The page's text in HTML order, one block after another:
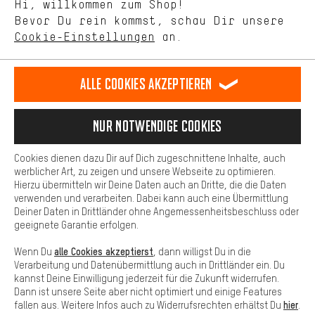
Deutsch
DE english
EN español
ES français
FR
VERTRAG WIDERRUFEN Aachener Community Affiliateprogramm
Datenschutz Allgemeine Geschäftsbedingungen
Hinweisgebersystem Hinweise zur Batterieentsorgung
Cookie-Einstellungen Kontrast ändern
Alle Preise verstehen sich in Euro und exkl. MwSt zuzüglich
Versandkostenfür Lieferung nachUSA.
Hi, willkommen zum Shop!
Bevor Du rein kommst, schau Dir unsere
Cookie-Einstellungen an.
selbst Einfluss auf die Verbesserung unserer Webseite und
unseres Shop-Angebots.
Dein Shopping-Erlebnis wird komfortabler. Mit Komfort-Cookies
stellen wir Verknüpfungen zu Social Media Plattformen her. So
können wir dir weitere nützliche Inhalte und Informationen zur
Verfügung stellen. Zudem hast du die Möglichkeit zusätzliche
Services zu nutzen, die es dir erleichtern die richtigen Produkte zu
finden. Beispielsweise bieten wir eine Chat-Funktion an, damit
Fragen schnell und unkompliziert beantwortet werden können.
Basis
Basis-Cookies gewährleisten, dass Du unsere Webseite
grundsätzlich nutzen kannst.
Alle Cookies akzeptieren
Nur Notwendige Cookies
Cookies dienen dazu Dir auf Dich zugeschnittene Inhalte, auch
werblicher Art, zu zeigen und unsere Webseite zu optimieren.
Hierzu übermitteln wir Deine Daten auch an Dritte, die die Daten
verwenden und verarbeiten. Dabei kann auch eine Übermittlung
Deiner Daten in Drittländer ohne Angemessenheitsbeschluss oder
geeignete Garantie erfolgen.
Wenn Du alle Cookies akzeptierst , dann willigst Du in die
Verarbeitung und Datenübermittlung auch in Drittländer ein. Du
kannst Deine Einwilligung jederzeit für die Zukunft widerrufen.
Dann ist unsere Seite aber nicht optimiert und einige Features
fallen aus. Weitere Infos auch zu Widerrufsrechten erhältst Du hier